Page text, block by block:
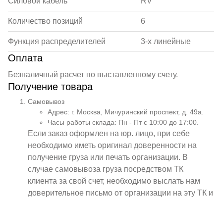
Количество позиций 6
Функция распределителей 3-х линейные
Оплата
Безналичный расчет по выставленному счету.
Получение товара
Самовывоз
Адрес: г. Москва, Мичуринский проспект, д. 49а.
Часы работы склада: Пн - Пт с 10:00 до 17:00.
Если заказ оформлен на юр. лицо, при себе
необходимо иметь оригинал доверенности на
получение груза или печать организации. В
случае самовывоза груза посредством ТК
клиента за свой счет, необходимо выслать нам
доверительное письмо от организации на эту ТК и